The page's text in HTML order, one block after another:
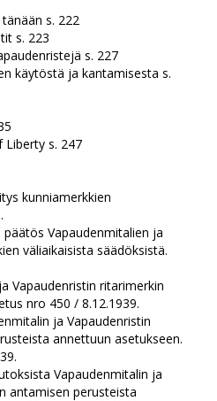
s. 222
s. 223
s. 227
käytöstä ja kantamisesta s.
Liberty s. 247
kunniamerkkien
päätös Vapaudenmitalien ja
väliaikaisista säädöksistä.
Vapaudenristin ritarimerkin
nro 450 / 8.12.1939.
ja Vapaudenristin
annettuun asetukseen.
Vapaudenmitalin ja
antamisen perusteista